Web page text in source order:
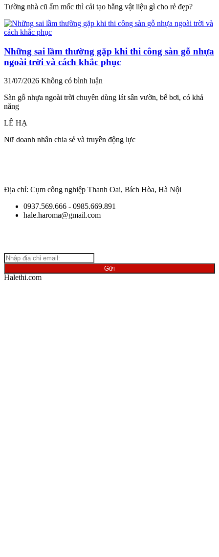
Tường nhà cũ ẩm mốc thì cải tạo bằng vật liệu gì cho rẻ đẹp?
Những sai lầm thường gặp khi thi công sàn gỗ nhựa
ngoài trời và cách khắc phục
31/07/2026 Không có bình luận
Sàn gỗ nhựa ngoài trời chuyên dùng lát sân vườn, bể bơi, có khả
năng
LÊ HẠ
Nữ doanh nhân chia sẻ và truyền động lực
Địa chỉ: Cụm công nghiệp Thanh Oai, Bích Hòa, Hà Nội
0937.569.666 - 0985.669.891
hale.haroma@gmail.com
Halethi.com